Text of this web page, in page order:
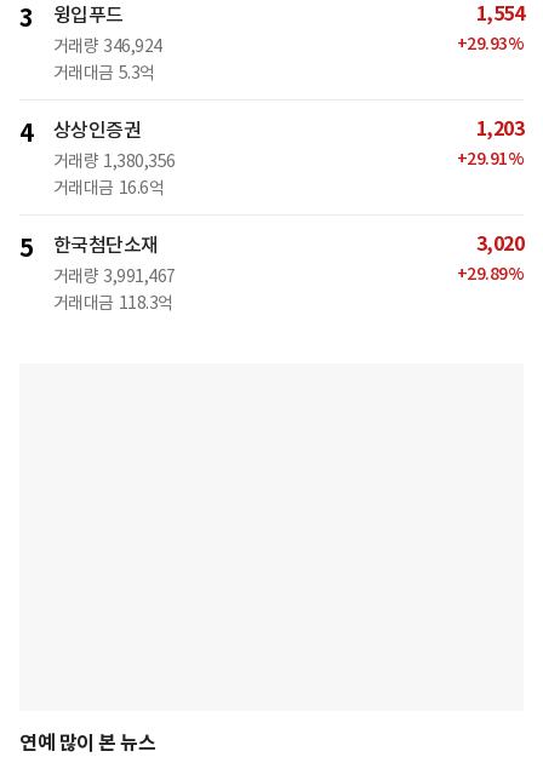
3 윙입푸드
거래량 346,924
거래대금 5.3억
1,554
+29.93%
4 상상인증권
거래량 1,380,356
거래대금 16.6억
1,203
+29.91%
5 한국첨단소재
거래량 3,991,467
거래대금 118.3억
3,020
+29.89%
연예 많이 본 뉴스